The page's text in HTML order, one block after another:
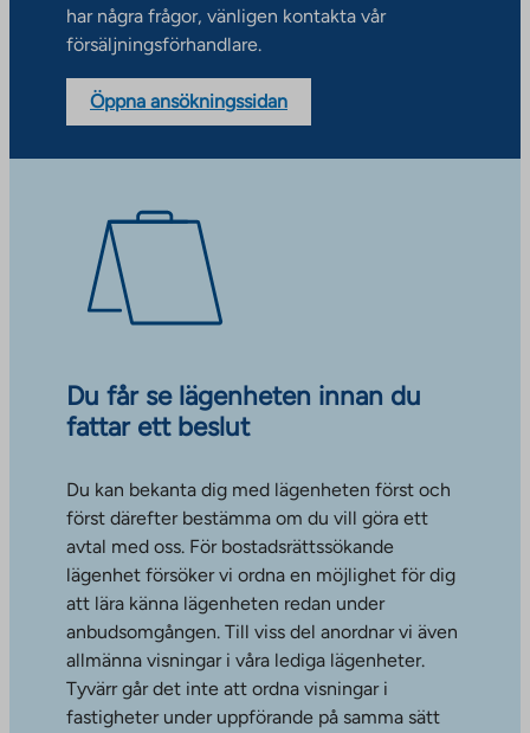
har några frågor, vänligen kontakta vår
försäljningsförhandlare.
Öppna ansökningssidan
Du får se lägenheten innan du
fattar ett beslut
Du kan bekanta dig med lägenheten först och
först därefter bestämma om du vill göra ett
avtal med oss. För bostadsrättssökande
lägenhet försöker vi ordna en möjlighet för dig
att lära känna lägenheten redan under
anbudsomgången. Till viss del anordnar vi även
allmänna visningar i våra lediga lägenheter.
Tyvärr går det inte att ordna visningar i
fastigheter under uppförande på samma sätt